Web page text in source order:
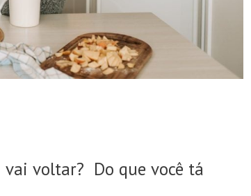
vai voltar? Do que você tá